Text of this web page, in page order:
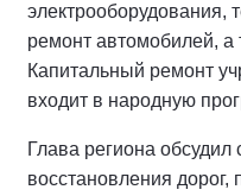
электрооборудования,
ремонт автомобилей,
Капитальный ремонт
входит в народную
Глава региона
восстановления дорог,